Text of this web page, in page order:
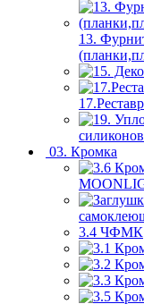
13.
03. Кромка
3.4 ЧФМК